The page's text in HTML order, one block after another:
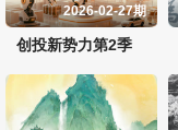
2026-02-27期
创投新势力第2季